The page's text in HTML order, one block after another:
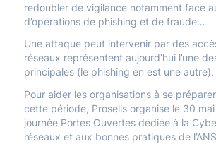
redoubler de vigilance notamment face
d’opérations de phishing et de fraude…
Une attaque peut intervenir par des
réseaux représentent aujourd’hui l’une
principales (le phishing en est une autre).
Pour aider les organisations à se
cette période, Proselis organise le 30
journée Portes Ouvertes dédiée à la
réseaux et aux bonnes pratiques de